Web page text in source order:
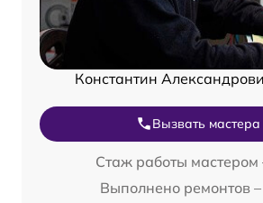
Константин
Вызвать мастера
Стаж работы мастером
Выполнено ремонтов –